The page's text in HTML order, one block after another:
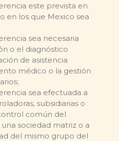
este prevista en
en los que Mexico sea
sea necesaria
o el diagnóstico
de asistencia
médico o la gestión
sea efectuada a
subsidiarias o
común del
sociedad matriz o a
del mismo grupo del